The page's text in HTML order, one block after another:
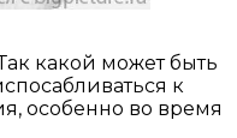
какой может быть
к
особенно во время